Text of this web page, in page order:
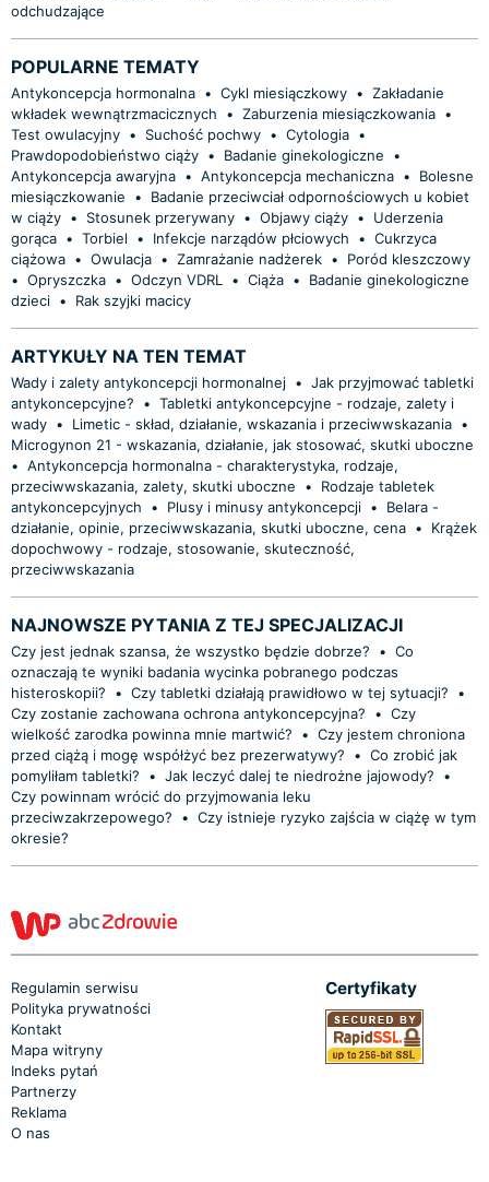
odchudzające
POPULARNE TEMATY
Antykoncepcja hormonalna • Cykl miesiączkowy • Zakładanie
wkładek wewnątrzmacicznych
• Zaburzenia miesiączkowania •
Test owulacyjny • Suchość pochwy • Cytologia •
Prawdopodobieństwo ciąży • Badanie ginekologiczne
•
Antykoncepcja awaryjna • Antykoncepcja mechaniczna •
Bolesne
miesiączkowanie
•
Badanie przeciwciał odpornościowych u kobiet
w ciąży • Stosunek przerywany • Objawy ciąży •
Uderzenia
gorąca • Torbiel • Infekcje narządów płciowych • Cukrzyca
ciążowa • Owulacja • Zamrażanie nadżerek •
Poród kleszczowy
• Opryszczka • Odczyn VDRL • Ciąża •
Badanie ginekologiczne
dzieci • Rak szyjki macicy
ARTYKUŁY NA TEN TEMAT
Wady i zalety antykoncepcji hormonalnej • Jak przyjmować tabletki
antykoncepcyjne?
• Tabletki antykoncepcyjne - rodzaje, zalety i
wady • Limetic - skład, działanie, wskazania i przeciwwskazania •
Microgynon 21 - wskazania, działanie, jak stosować, skutki uboczne
• Antykoncepcja hormonalna - charakterystyka, rodzaje,
przeciwwskazania, zalety, skutki uboczne
•
Rodzaje tabletek
antykoncepcyjnych
• Plusy i minusy antykoncepcji •
Belara -
działanie, opinie, przeciwwskazania, skutki uboczne, cena •
Krążek
dopochwowy - rodzaje, stosowanie, skuteczność,
przeciwwskazania
NAJNOWSZE PYTANIA Z TEJ SPECJALIZACJI
Czy jest jednak szansa, że wszystko będzie dobrze? • Co
oznaczają te wyniki badania wycinka pobranego podczas
histeroskopii?
• Czy tabletki działają prawidłowo w tej sytuacji?
•
Czy zostanie zachowana ochrona antykoncepcyjna?
• Czy
wielkość zarodka powinna mnie martwić?
• Czy jestem chroniona
przed ciążą i mogę współżyć bez prezerwatywy?
• Co zrobić jak
pomyliłam tabletki?
• Jak leczyć dalej te niedrożne jajowody?
•
Czy powinnam wrócić do przyjmowania leku
przeciwzakrzepowego?
• Czy istnieje ryzyko zajścia w ciążę w tym
okresie?
Regulamin serwisu
Polityka prywatności
Kontakt
Mapa witryny
Indeks pytań
Partnerzy
Reklama
O nas
Certyfikaty